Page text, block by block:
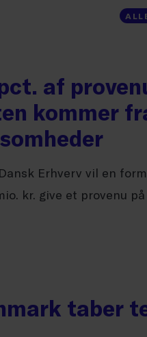
af
kommer
Erhverv vil en
kr. give et provenu på
taber